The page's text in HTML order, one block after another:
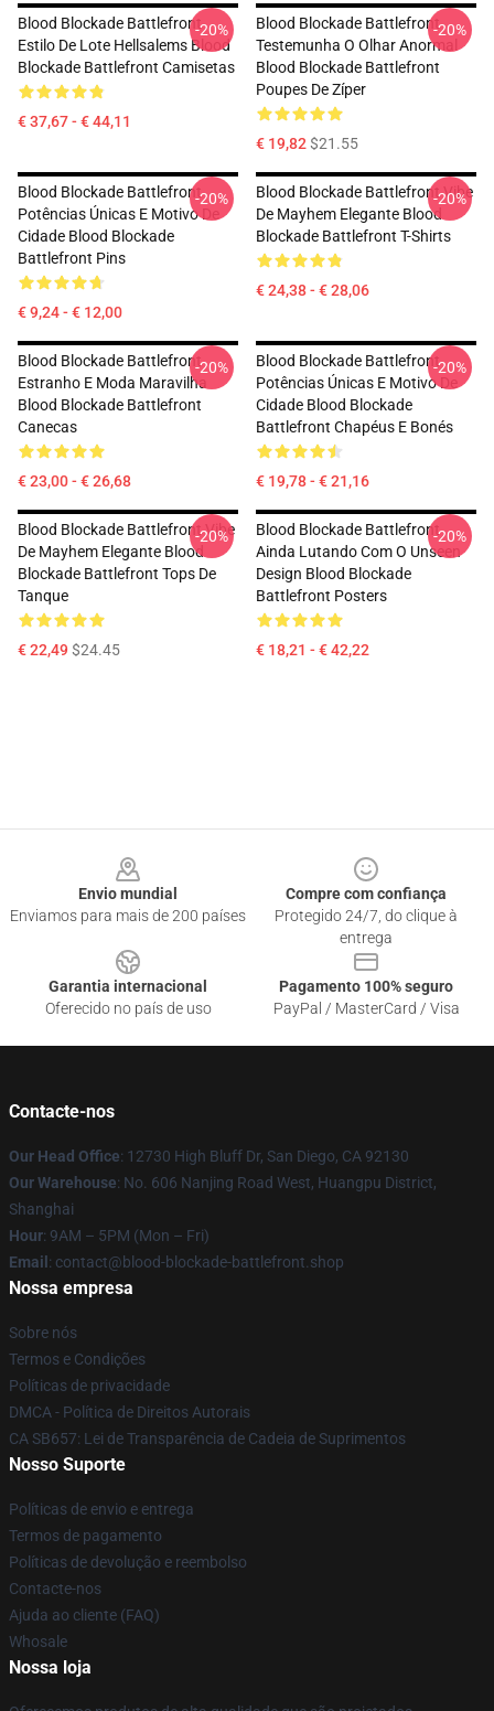
Blood Blockade Battlefront
Estilo De Lote Hellsalems Blood
Blockade Battlefront Camisetas
€ 37,67 - € 44,11
-20%
Blood Blockade Battlefront
Testemunha O Olhar Anormal
Blood Blockade Battlefront
Poupes De Zíper
€ 19,82$21.55
-20%
Blood Blockade Battlefront
Potências Únicas E Motivo De
Cidade Blood Blockade
Battlefront Pins
€ 9,24 - € 12,00
-20%
Blood Blockade Battlefront Vibe
De Mayhem Elegante Blood
Blockade Battlefront T-Shirts
€ 24,38 - € 28,06
-20%
Blood Blockade Battlefront
Estranho E Moda Maravilha
Blood Blockade Battlefront
Canecas
€ 23,00 - € 26,68
-20%
Blood Blockade Battlefront
Potências Únicas E Motivo De
Cidade Blood Blockade
Battlefront Chapéus E Bonés
€ 19,78 - € 21,16
-20%
Blood Blockade Battlefront Vibe
De Mayhem Elegante Blood
Blockade Battlefront Tops De
Tanque
€ 22,49$24.45
-20%
Blood Blockade Battlefront
Ainda Lutando Com O Unseen
Design Blood Blockade
Battlefront Posters
€ 18,21 - € 42,22
-20%
Envio mundial
Enviamos para mais de 200 países
Compre com confiança
Protegido 24/7, do clique à
entrega
Garantia internacional
Oferecido no país de uso
Pagamento 100% seguro
PayPal / MasterCard / Visa
Contacte-nos
Our Head Office: 12730 High Bluff Dr, San Diego, CA 92130
Our Warehouse: No. 606 Nanjing Road West, Huangpu District,
Shanghai
Hour: 9AM – 5PM (Mon – Fri)
Email : contact@blood-blockade-battlefront.shop
Nossa empresa
Sobre nós
Termos e Condições
Políticas de privacidade
DMCA - Política de Direitos Autorais
CA SB657: Lei de Transparência de Cadeia de Suprimentos
Nosso Suporte
Políticas de envio e entrega
Termos de pagamento
Políticas de devolução e reembolso
Contacte-nos
Ajuda ao cliente (FAQ)
Whosale
Nossa loja